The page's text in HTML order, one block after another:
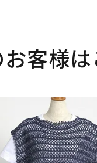
客様